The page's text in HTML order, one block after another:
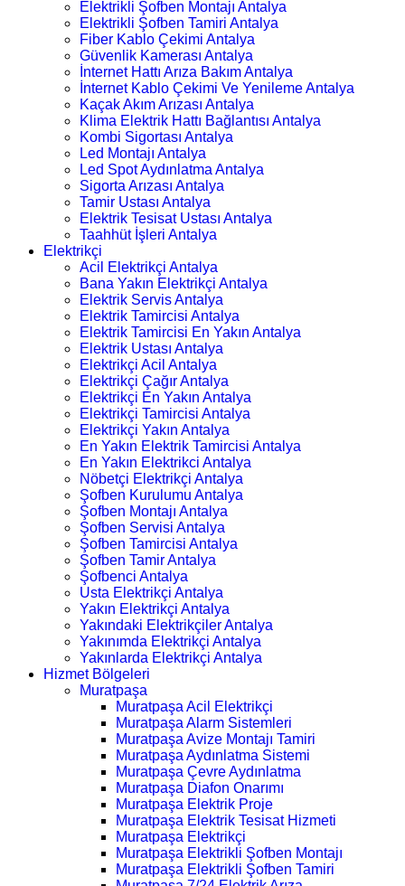
Elektrikli Şofben Montajı Antalya
Elektrikli Şofben Tamiri Antalya
Fiber Kablo Çekimi Antalya
Güvenlik Kamerası Antalya
İnternet Hattı Arıza Bakım Antalya
İnternet Kablo Çekimi Ve Yenileme Antalya
Kaçak Akım Arızası Antalya
Klima Elektrik Hattı Bağlantısı Antalya
Kombi Sigortası Antalya
Led Montajı Antalya
Led Spot Aydınlatma Antalya
Sigorta Arızası Antalya
Tamir Ustası Antalya
Elektrik Tesisat Ustası Antalya
Taahhüt İşleri Antalya
Elektrikçi
Acil Elektrikçi Antalya
Bana Yakın Elektrikçi Antalya
Elektrik Servis Antalya
Elektrik Tamircisi Antalya
Elektrik Tamircisi En Yakın Antalya
Elektrik Ustası Antalya
Elektrikçi Acil Antalya
Elektrikçi Çağır Antalya
Elektrikçi En Yakın Antalya
Elektrikçi Tamircisi Antalya
Elektrikçi Yakın Antalya
En Yakın Elektrik Tamircisi Antalya
En Yakın Elektrikci Antalya
Nöbetçi Elektrikçi Antalya
Şofben Kurulumu Antalya
Şofben Montajı Antalya
Şofben Servisi Antalya
Şofben Tamircisi Antalya
Şofben Tamir Antalya
Şofbenci Antalya
Usta Elektrikçi Antalya
Yakın Elektrikçi Antalya
Yakındaki Elektrikçiler Antalya
Yakınımda Elektrikçi Antalya
Yakınlarda Elektrikçi Antalya
Hizmet Bölgeleri
Muratpaşa
Muratpaşa Acil Elektrikçi
Muratpaşa Alarm Sistemleri
Muratpaşa Avize Montajı Tamiri
Muratpaşa Aydınlatma Sistemi
Muratpaşa Çevre Aydınlatma
Muratpaşa Diafon Onarımı
Muratpaşa Elektrik Proje
Muratpaşa Elektrik Tesisat Hizmeti
Muratpaşa Elektrikçi
Muratpaşa Elektrikli Şofben Montajı
Muratpaşa Elektrikli Şofben Tamiri